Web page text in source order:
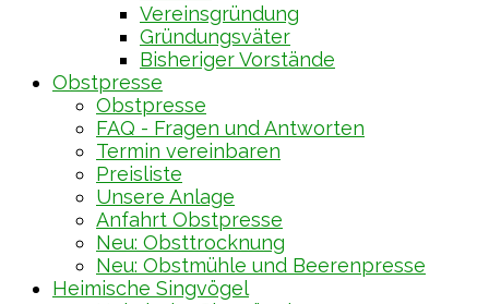
Vereinsgründung
Gründungsväter
Bisheriger Vorstände
Obstpresse
Obstpresse
FAQ - Fragen und Antworten
Termin vereinbaren
Preisliste
Unsere Anlage
Anfahrt Obstpresse
Neu: Obsttrocknung
Neu: Obstmühle und Beerenpresse
Heimische Singvögel